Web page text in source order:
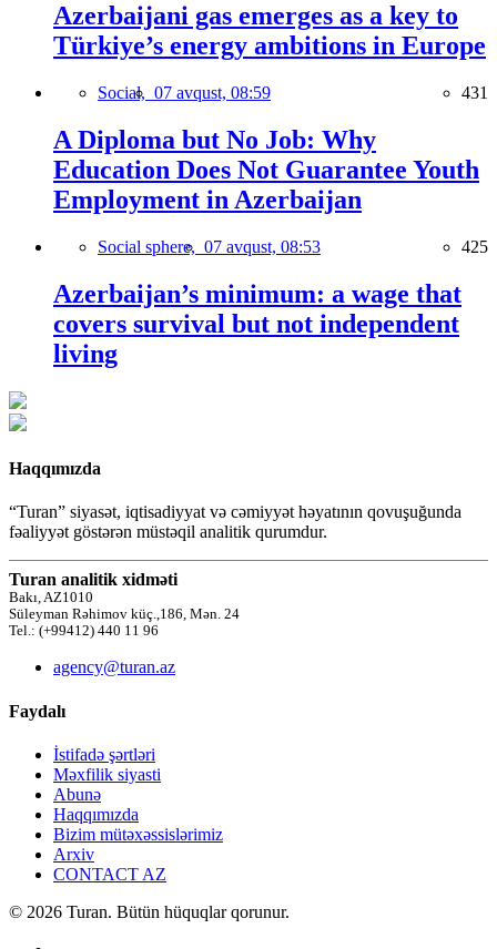
Azerbaijani gas emerges as a key to
Türkiye’s energy ambitions in Europe
Social, 07 avqust, 08:59 431
A Diploma but No Job: Why
Education Does Not Guarantee Youth
Employment in Azerbaijan
Social sphere, 07 avqust, 08:53 425
Azerbaijan’s minimum: a wage that
covers survival but not independent
living
Haqqımızda
“Turan” siyasət, iqtisadiyyat və cəmiyyət həyatının qovuşuğunda
fəaliyyət göstərən müstəqil analitik qurumdur.
Turan analitik xidməti
Bakı, AZ1010
Süleyman Rəhimov küç.,186, Mən. 24
Tel.: (+99412) 440 11 96
agency@turan.az
Faydalı
İstifadə şərtləri
Məxfilik siyasti
Abunə
Haqqımızda
Bizim mütəxəssislərimiz
Arxiv
CONTACT AZ
© 2026 Turan. Bütün hüquqlar qorunur.